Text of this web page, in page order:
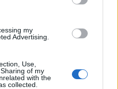
my
Advertising.
Use,
of my
with the
collected.